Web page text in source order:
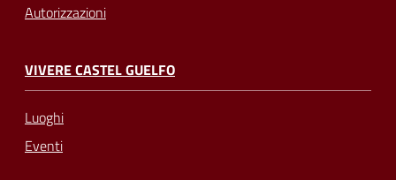
Autorizzazioni
VIVERE CASTEL GUELFO
Luoghi
Eventi